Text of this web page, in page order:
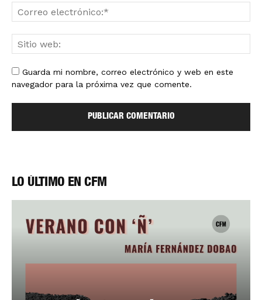
Guarda mi nombre, correo electrónico y web en este
navegador para la próxima vez que comente.
LO ÚLTIMO EN CFM